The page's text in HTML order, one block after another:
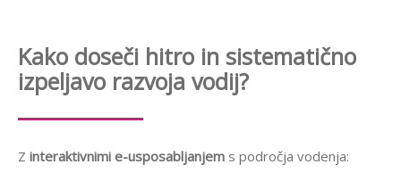
Kako doseči hitro in sistematično
izpeljavo razvoja vodij?
Z interaktivnimi e-usposabljanjem s področja vodenja: